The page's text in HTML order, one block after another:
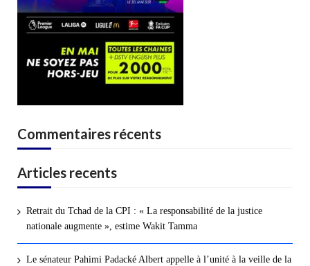
Commentaires récents
Articles recents
Retrait du Tchad de la CPI : « La responsabilité de la justice
nationale augmente », estime Wakit Tamma
Le sénateur Pahimi Padacké Albert appelle à l’unité à la veille de la